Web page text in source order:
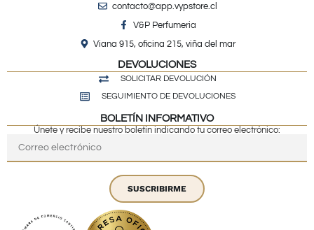
contacto@app.vypstore.cl
V&P Perfumeria
Viana 915, oficina 215, viña del mar
DEVOLUCIONES
SOLICITAR DEVOLUCIÓN
SEGUIMIENTO DE DEVOLUCIONES
BOLETÍN INFORMATIVO
Únete y recibe nuestro boletín indicando tu correo electrónico:
SUSCRIBIRME